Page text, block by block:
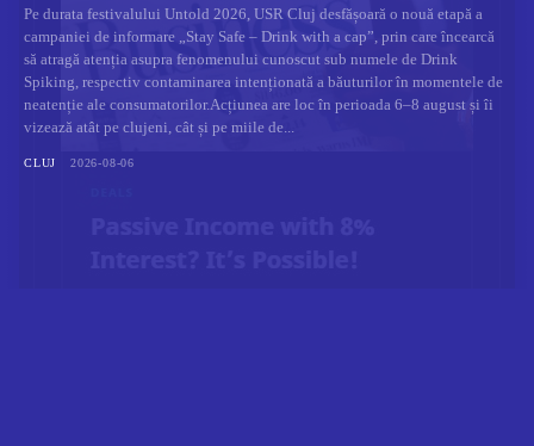
Pe durata festivalului Untold 2026, USR Cluj desfășoară o nouă etapă a
campaniei de informare „Stay Safe – Drink with a cap”, prin care încearcă
să atragă atenția asupra fenomenului cunoscut sub numele de Drink
Spiking, respectiv contaminarea intenționată a băuturilor în momentele de
neatenție ale consumatorilor.Acțiunea are loc în perioada 6–8 august și îi
vizează atât pe clujeni, cât și pe miile de...
CLUJ 2026-08-06